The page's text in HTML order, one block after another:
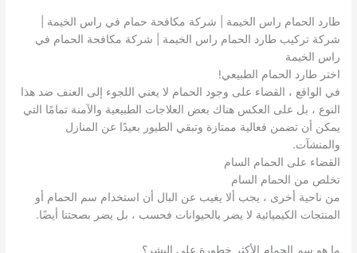
طارد الحمام راس الخيمة | شركة مكافحة حمام في راس الخيمة |
شركة تركيب طارد الحمام راس الخيمة | شركة مكافحة الحمام في
راس الخيمة
اختر طارد الحمام الطبيعي!
في الواقع ، القضاء على وجود الحمام لا يعني اللجوء إلى العنف ضد هذا
النوع ، بل على العكس هناك بعض العلاجات الطبيعية والآمنة تمامًا التي
يمكن أن تضمن فعالية ممتازة وتبقي الطيور بعيدًا عن المنازل
والمنشآت.
القضاء على الحمام السام
تخلص من الحمام السام
من ناحية أخرى ، يجب ألا يغيب عن البال أن استخدام سم الحمام أو
المنتجات الكيميائية لا يضر بالحيوانات فحسب ، بل يضر بصحتنا أيضًا.
ما هو سم الحمام الأكثر خطورة على البشر؟